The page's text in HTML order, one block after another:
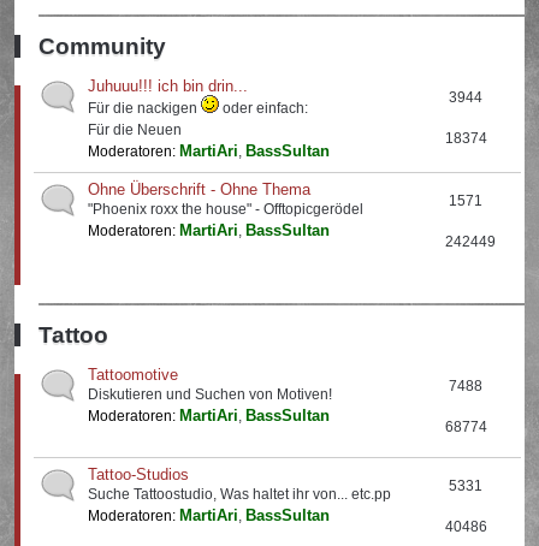
Community
Juhuuu!!! ich bin drin...
Für die nackigen
oder einfach:
Für die Neuen
Moderatoren: MartiAri, BassSultan
3944
18374
Ohne Überschrift - Ohne Thema
"Phoenix roxx the house" - Offtopicgerödel
Moderatoren: MartiAri, BassSultan
1571
242449
Tattoo
Tattoomotive
Diskutieren und Suchen von Motiven!
Moderatoren: MartiAri, BassSultan
7488
68774
Tattoo-Studios
Suche Tattoostudio, Was haltet ihr von... etc.pp
Moderatoren: MartiAri, BassSultan
5331
40486